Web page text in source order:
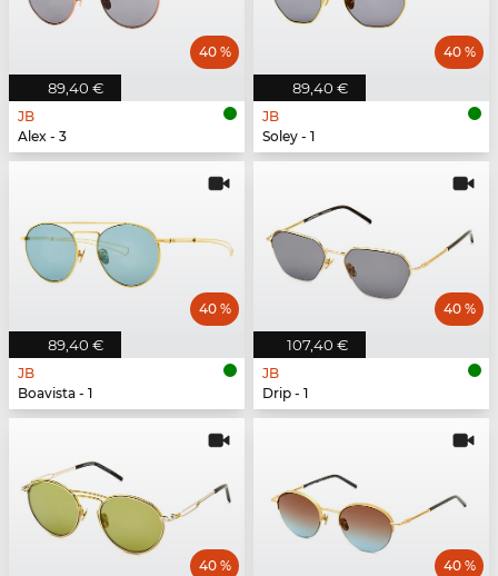
89,40 €
40 %
JB
Alex - 3
89,40 €
40 %
JB
Soley - 1
89,40 €
40 %
JB
Boavista - 1
107,40 €
40 %
JB
Drip - 1
40 % 40 %